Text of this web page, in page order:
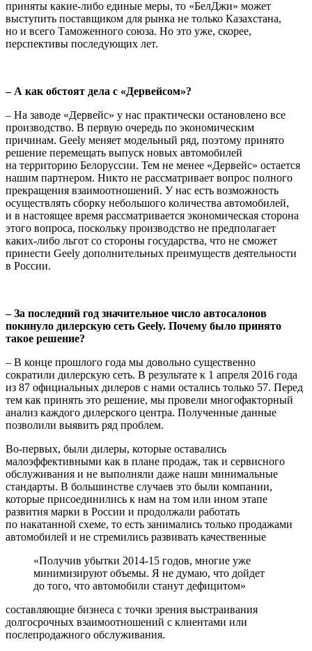
приняты какие-либо единые меры, то «БелДжи» может
выступить поставщиком для рынка не только Казахстана,
но и всего Таможенного союза. Но это уже, скорее,
перспективы последующих лет.
– А как обстоят дела с «Дервейсом»?
– На заводе «Дервейс» у нас практически остановлено все
производство. В первую очередь по экономическим
причинам. Geely меняет модельный ряд, поэтому принято
решение перемещать выпуск новых автомобилей
на территорию Белоруссии. Тем не менее «Дервейс» остается
нашим партнером. Никто не рассматривает вопрос полного
прекращения взаимоотношений. У нас есть возможность
осуществлять сборку небольшого количества автомобилей,
и в настоящее время рассматривается экономическая сторона
этого вопроса, поскольку производство не предполагает
каких-либо льгот со стороны государства, что не сможет
принести Geely дополнительных преимуществ деятельности
в России.
– За последний год значительное число автосалонов
покинуло дилерскую сеть Geely. Почему было принято
такое решение?
– В конце прошлого года мы довольно существенно
сократили дилерскую сеть. В результате к 1 апреля 2016 года
из 87 официальных дилеров с нами остались только 57. Перед
тем как принять это решение, мы провели многофакторный
анализ каждого дилерского центра. Полученные данные
позволили выявить ряд проблем.
Во-первых, были дилеры, которые оставались
малоэффективными как в плане продаж, так и сервисного
обслуживания и не выполняли даже наши минимальные
стандарты. В большинстве случаев это были компании,
которые присоединились к нам на том или ином этапе
развития марки в России и продолжали работать
по накатанной схеме, то есть занимались только продажами
автомобилей и не стремились развивать качественные
«Получив убытки 2014-15 годов, многие уже
минимизируют объемы. Я не думаю, что дойдет
до того, что автомобили станут дефицитом»
составляющие бизнеса с точки зрения выстраивания
долгосрочных взаимоотношений с клиентами или
послепродажного обслуживания.